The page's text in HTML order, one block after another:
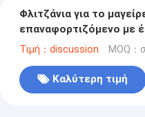
Φλιτζάνια για το
επαναφορτιζόμενο με
τροφή μωρών Ταξίδια
Τιμή：discussion MOQ：
Καλύτερη τιμή